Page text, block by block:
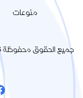
منوعات
جميع الحقوق محفوظة 2026©